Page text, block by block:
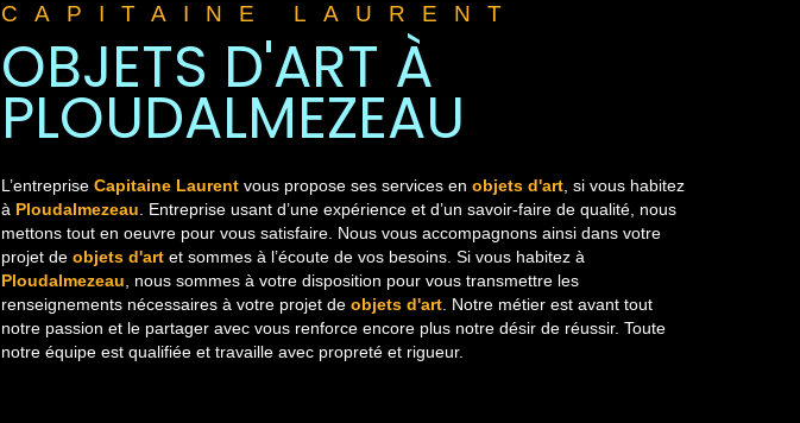
CAPITAINE LAURENT
OBJETS D'ART À
PLOUDALMEZEAU
L’entreprise Capitaine Laurent vous propose ses services en objets d'art , si vous habitez
à Ploudalmezeau . Entreprise usant d’une expérience et d’un savoir-faire de qualité, nous
mettons tout en oeuvre pour vous satisfaire. Nous vous accompagnons ainsi dans votre
projet de objets d'art et sommes à l’écoute de vos besoins. Si vous habitez à
Ploudalmezeau , nous sommes à votre disposition pour vous transmettre les
renseignements nécessaires à votre projet de objets d'art . Notre métier est avant tout
notre passion et le partager avec vous renforce encore plus notre désir de réussir. Toute
notre équipe est qualifiée et travaille avec propreté et rigueur.